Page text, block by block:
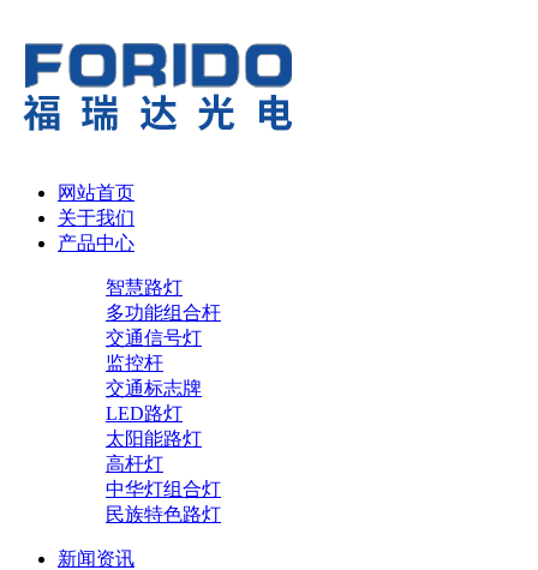
网站首页
关于我们
产品中心
智慧路灯
多功能组合杆
交通信号灯
监控杆
交通标志牌
LED路灯
太阳能路灯
高杆灯
中华灯组合灯
民族特色路灯
新闻资讯